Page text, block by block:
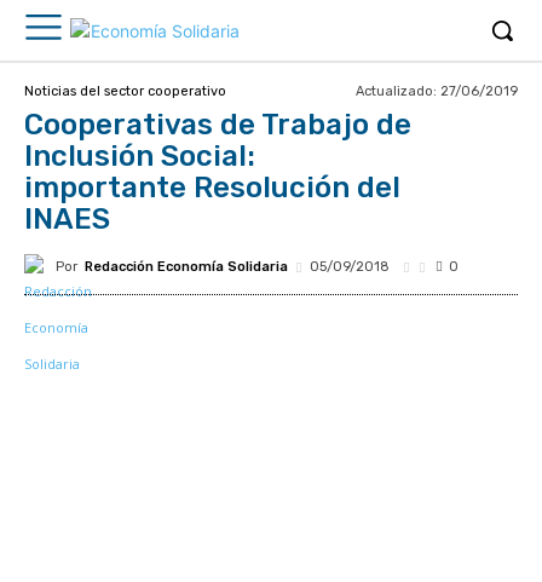
Noticias del sector cooperativo Actualizado: 27/06/2019
Cooperativas de Trabajo de
Inclusión Social:
importante Resolución del
INAES
Por Redacción Economía Solidaria 05/09/2018 0